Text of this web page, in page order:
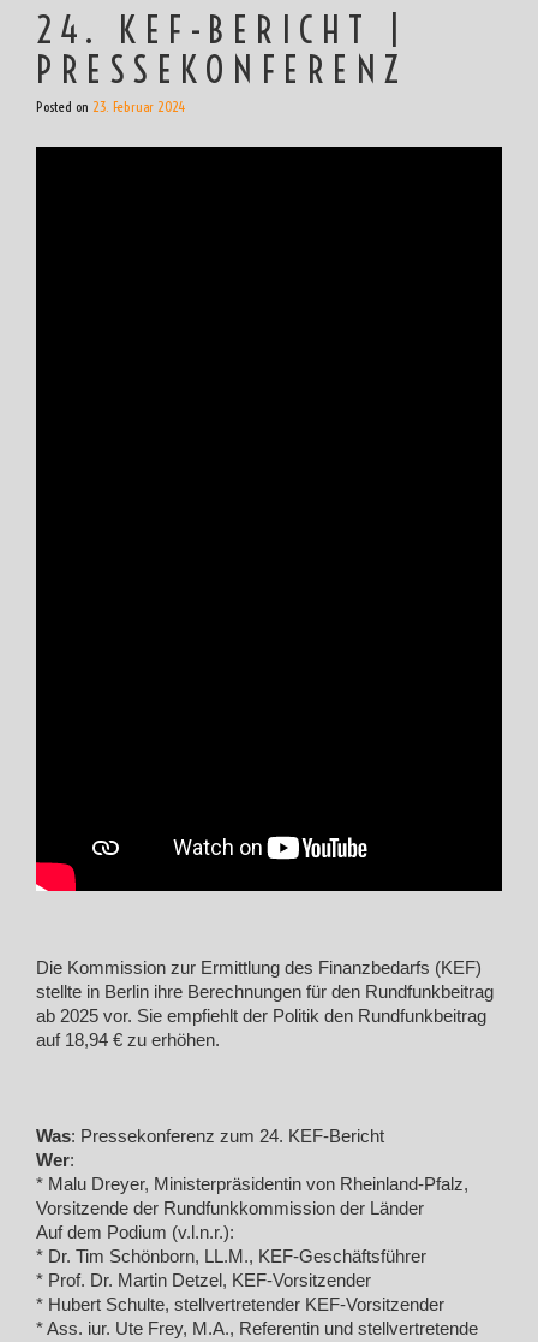
24. KEF-BERICHT |
PRESSEKONFERENZ
Posted on 23. Februar 2024
Die Kommission zur Ermittlung des Finanzbedarfs (KEF)
stellte in Berlin ihre Berechnungen für den Rundfunkbeitrag
ab 2025 vor. Sie empfiehlt der Politik den Rundfunkbeitrag
auf 18,94 € zu erhöhen.
Was: Pressekonferenz zum 24. KEF-Bericht
Wer:
* Malu Dreyer, Ministerpräsidentin von Rheinland-Pfalz,
Vorsitzende der Rundfunkkommission der Länder
Auf dem Podium (v.l.n.r.):
* Dr. Tim Schönborn, LL.M., KEF-Geschäftsführer
* Prof. Dr. Martin Detzel, KEF-Vorsitzender
* Hubert Schulte, stellvertretender KEF-Vorsitzender
* Ass. iur. Ute Frey, M.A., Referentin und stellvertretende